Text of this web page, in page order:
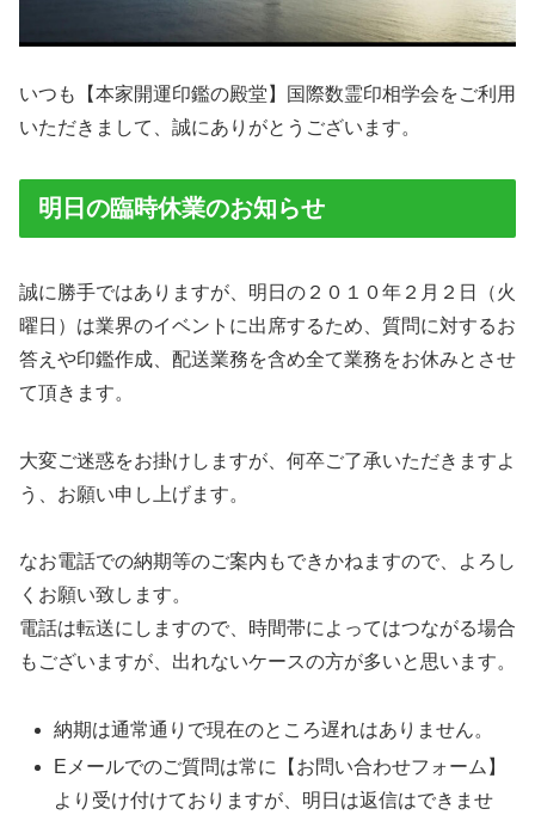
いつも【本家開運印鑑の殿堂】国際数霊印相学会をご利用
いただきまして、誠にありがとうございます。
明日の臨時休業のお知らせ
誠に勝手ではありますが、明日の２０１０年２月２日（火
曜日）は業界のイベントに出席するため、質問に対するお
答えや印鑑作成、配送業務を含め全て業務をお休みとさせ
て頂きます。
大変ご迷惑をお掛けしますが、何卒ご了承いただきますよ
う、お願い申し上げます。
なお電話での納期等のご案内もできかねますので、よろし
くお願い致します。
電話は転送にしますので、時間帯によってはつながる場合
もございますが、出れないケースの方が多いと思います。
納期は通常通りで現在のところ遅れはありません。
Eメールでのご質問は常に【お問い合わせフォーム】
より受け付けておりますが、明日は返信はできませ